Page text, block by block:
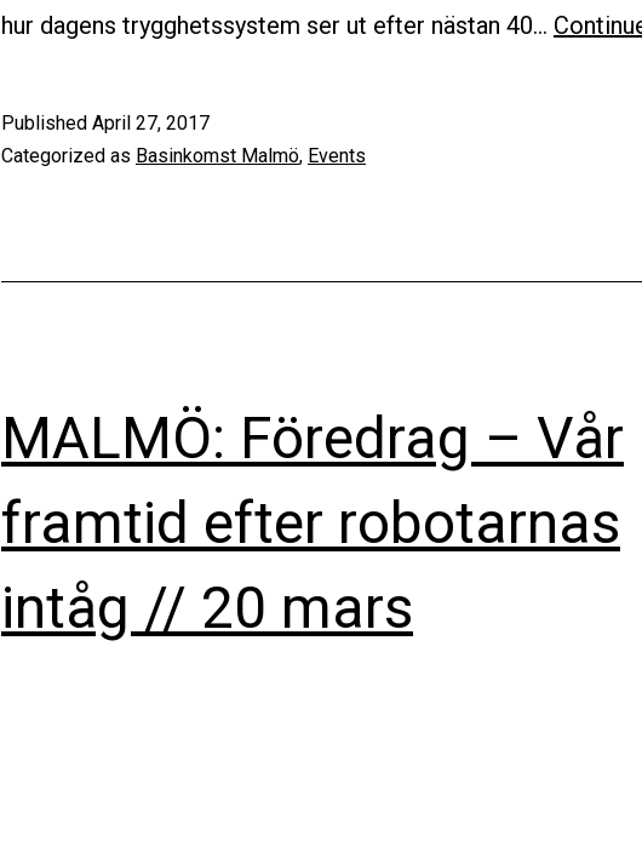
hur dagens trygghetssystem ser ut efter nästan 40…
Published April 27, 2017
Categorized as Basinkomst Malmö, Events
MALMÖ: Föredrag – Vår
framtid efter robotarnas
intåg // 20 mars